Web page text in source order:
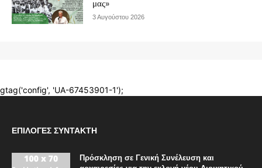
ΕΠΙΛΟΓΈΣ ΣΥΝΤΆΚΤΗ
Πρόσκληση σε Γενική Συνέλευση και